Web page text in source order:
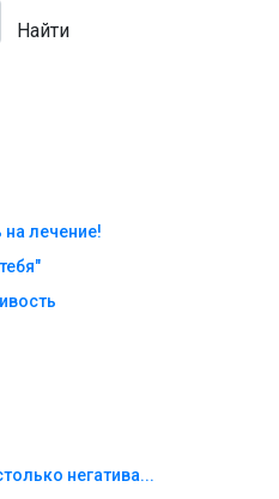
Найти
лечение!
негатива...